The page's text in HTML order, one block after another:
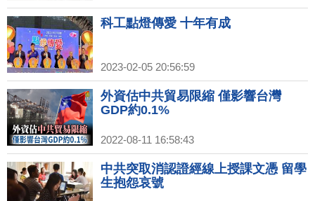
科工點燈傳愛 十年有成
2023-02-05 20:56:59
外資估中共貿易限縮 僅影響台灣
GDP約0.1%
2022-08-11 16:58:43
中共突取消認證經線上授課文憑 留學
生抱怨哀號